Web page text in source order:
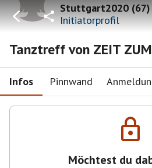
Stuttgart2020(67)
Initiatorprofil
Tanztreff von ZEIT ZUM
Infos Pinnwand
Möchtest du